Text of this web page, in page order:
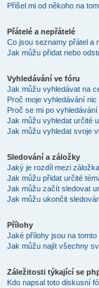
Přišel mi od někoho na
Přátelé a nepřátelé
Co jsou seznamy přátel a
Jak můžu přidat nebo
Vyhledávání ve fóru
Jak můžu vyhledávat na
Proč moje vyhledávání nic
Proč se mi po
Jak můžu vyhledat určité
Jak můžu vyhledat svoje
Sledování a záložky
Jaký je rozdíl mezi
Jak můžu přidat určité
Jak můžu začít sledovat
Jak můžu ukončit
Přílohy
Jaké přílohy jsou na
Jak můžu najít všechny
Záležitosti týkající se
Kdo napsal toto diskusní